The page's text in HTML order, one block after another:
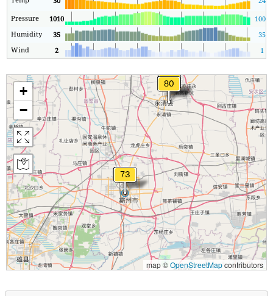
Pressure
1010 1007
Humidity
35
35
Wind
2 1
+
−
map ©OpenStreetMapcontributors